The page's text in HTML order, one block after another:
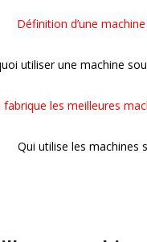
Définition d’une
utiliser une machine
fabrique les meilleures
Qui utilise les machines